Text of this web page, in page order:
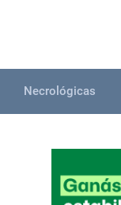
Necrológicas